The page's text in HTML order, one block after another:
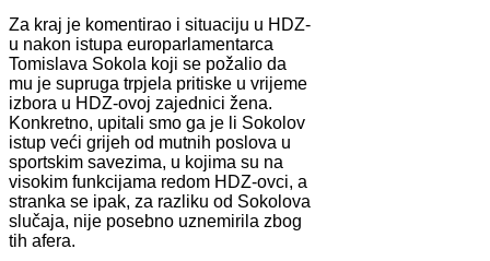
Za kraj je komentirao i situaciju u HDZ-
u nakon istupa europarlamentarca
Tomislava Sokola koji se požalio da
mu je supruga trpjela pritiske u vrijeme
izbora u HDZ-ovoj zajednici žena.
Konkretno, upitali smo ga je li Sokolov
istup veći grijeh od mutnih poslova u
sportskim savezima, u kojima su na
visokim funkcijama redom HDZ-ovci, a
stranka se ipak, za razliku od Sokolova
slučaja, nije posebno uznemirila zbog
tih afera.